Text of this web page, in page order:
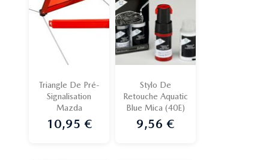
Triangle De Pré-
Signalisation
Mazda
Prix
10,95 €
Stylo De
Retouche Aquatic
Blue Mica (40E)
Prix
9,56 €